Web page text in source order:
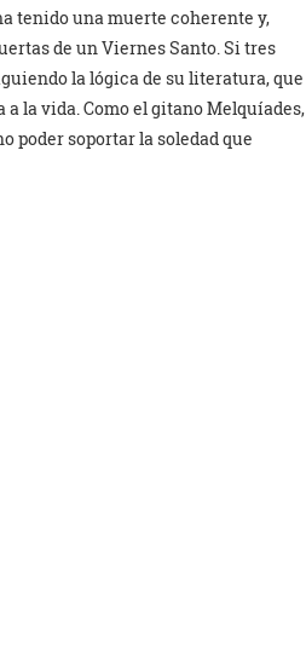
tenido una muerte coherente y,
de un Viernes Santo. Si tres
la lógica de su literatura, que
la vida. Como el gitano Melquíades,
poder soportar la soledad que